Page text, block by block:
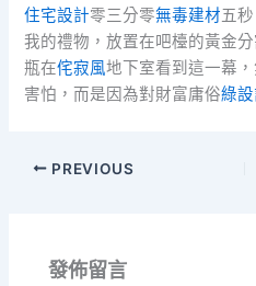
住宅設計零三分零無毒建材五
我的禮物，放置在吧檯的黃金
瓶在侘寂風地下室看到這一幕
害怕，而是因為對財富庸俗綠
PREVIOUS
發佈留言